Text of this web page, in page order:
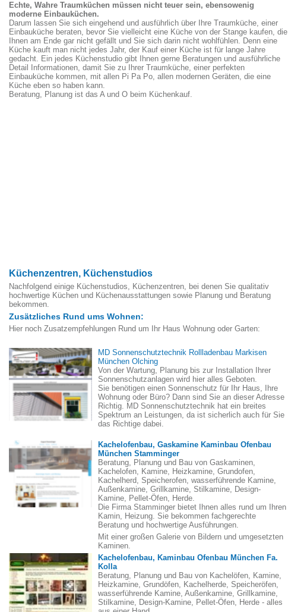
Echte, Wahre Traumküchen müssen nicht teuer sein, ebensowenig
moderne Einbauküchen.
Darum lassen Sie sich eingehend und ausführlich über Ihre Traumküche, einer
Einbauküche beraten, bevor Sie vielleicht eine Küche von der Stange kaufen, die
Ihnen am Ende gar nicht gefällt und Sie sich darin nicht wohlfühlen. Denn eine
Küche kauft man nicht jedes Jahr, der Kauf einer Küche ist für lange Jahre
gedacht. Ein jedes Küchenstudio gibt Ihnen gerne Beratungen und ausführliche
Detail Informationen, damit Sie zu Ihrer Traumküche, einer perfekten
Einbauküche kommen, mit allen Pi Pa Po, allen modernen Geräten, die eine
Küche eben so haben kann.
Beratung, Planung ist das A und O beim Küchenkauf.
Küchenzentren, Küchenstudios
Nachfolgend einige Küchenstudios, Küchenzentren, bei denen Sie qualitativ
hochwertige Küchen und Küchenausstattungen sowie Planung und Beratung
bekommen.
Zusätzliches Rund ums Wohnen:
Hier noch Zusatzempfehlungen Rund um Ihr Haus Wohnung oder Garten:
MD Sonnenschutztechnik Rollladenbau Markisen
München Olching
Von der Wartung, Planung bis zur Installation Ihrer
Sonnenschutzanlagen wird hier alles Geboten.
Sie benötigen einen Sonnenschutz für Ihr Haus, Ihre
Wohnung oder Büro? Dann sind Sie an dieser Adresse
Richtig. MD Sonnenschutztechnik hat ein breites
Spektrum an Leistungen, da ist sicherlich auch für Sie
das Richtige dabei.
Kachelofenbau, Gaskamine Kaminbau Ofenbau
München Stamminger
Beratung, Planung und Bau von Gaskaminen,
Kachelofen, Kamine, Heizkamine, Grundofen,
Kachelherd, Speicherofen, wasserführende Kamine,
Außenkamine, Grillkamine, Stilkamine, Design-
Kamine, Pellet-Öfen, Herde.
Die Firma Stamminger bietet Ihnen alles rund um Ihren
Kamin, Heizung. Sie bekommen fachgerechte
Beratung und hochwertige Ausführungen.
Mit einer großen Galerie von Bildern und umgesetzten
Kaminen.
Kachelofenbau, Kaminbau Ofenbau München Fa.
Kolla
Beratung, Planung und Bau von Kachelöfen, Kamine,
Heizkamine, Grundöfen, Kachelherde, Speicheröfen,
wasserführende Kamine, Außenkamine, Grillkamine,
Stilkamine, Design-Kamine, Pellet-Öfen, Herde - alles